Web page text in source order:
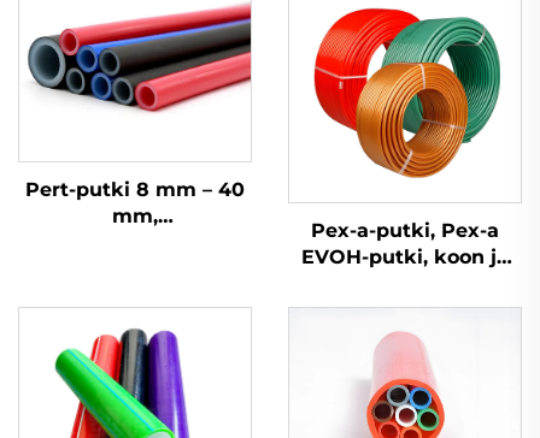
Pert-putki 8 mm – 40
mm,
Pex-a-putki, Pex-a
EVOH-putki, koon ja
eristetty
lattialämmitykseen